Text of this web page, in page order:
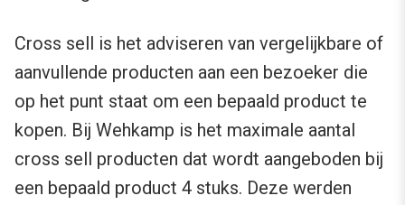
Cross sell is het adviseren van vergelijkbare of
aanvullende producten aan een bezoeker die
op het punt staat om een bepaald product te
kopen. Bij Wehkamp is het maximale aantal
cross sell producten dat wordt aangeboden bij
een bepaald product 4 stuks. Deze werden